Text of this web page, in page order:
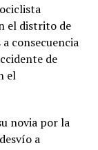
ha
ser
el distrito de
consecuencia
de
el
novia por la
a